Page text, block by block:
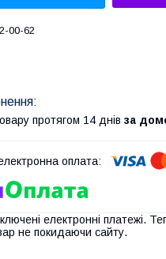
00-62
протягом 14 днів за
електронні платежі.
не покидаючи сайту.